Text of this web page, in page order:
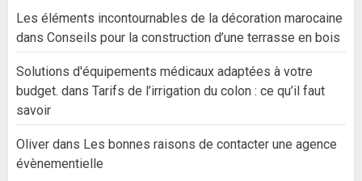
Les éléments incontournables de la décoration marocaine
dans Conseils pour la construction d’une terrasse en bois
Solutions d'équipements médicaux adaptées à votre
budget. dans Tarifs de l’irrigation du colon : ce qu’il faut
savoir
Oliver dans Les bonnes raisons de contacter une agence
évènementielle